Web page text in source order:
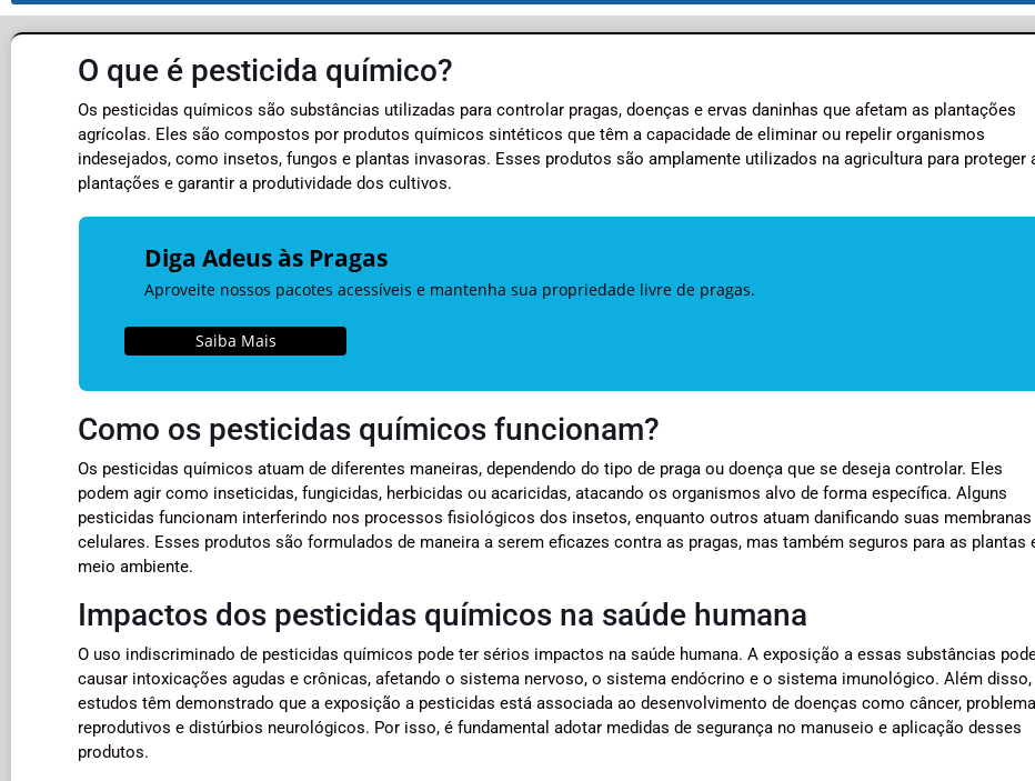
O que é pesticida químico?
Os pesticidas químicos são substâncias utilizadas para controlar pragas, doenças e ervas daninhas que afetam as plantações
agrícolas. Eles são compostos por produtos químicos sintéticos que têm a capacidade de eliminar ou repelir organismos
indesejados, como insetos, fungos e plantas invasoras. Esses produtos são amplamente utilizados na agricultura para proteger
plantações e garantir a produtividade dos cultivos.
Diga Adeus às Pragas
Aproveite nossos pacotes acessíveis e mantenha sua propriedade livre de pragas.
Saiba Mais
Como os pesticidas químicos funcionam?
Os pesticidas químicos atuam de diferentes maneiras, dependendo do tipo de praga ou doença que se deseja controlar. Eles
podem agir como inseticidas, fungicidas, herbicidas ou acaricidas, atacando os organismos alvo de forma específica. Alguns
pesticidas funcionam interferindo nos processos fisiológicos dos insetos, enquanto outros atuam danificando suas membranas
celulares. Esses produtos são formulados de maneira a serem eficazes contra as pragas, mas também seguros para as plantas
meio ambiente.
Impactos dos pesticidas químicos na saúde humana
O uso indiscriminado de pesticidas químicos pode ter sérios impactos na saúde humana. A exposição a essas substâncias
causar intoxicações agudas e crônicas, afetando o sistema nervoso, o sistema endócrino e o sistema imunológico. Além disso,
estudos têm demonstrado que a exposição a pesticidas está associada ao desenvolvimento de doenças como câncer,
reprodutivos e distúrbios neurológicos. Por isso, é fundamental adotar medidas de segurança no manuseio e aplicação desses
produtos.